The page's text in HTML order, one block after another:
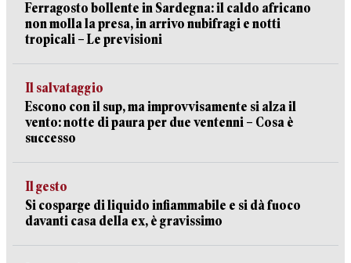
Ferragosto bollente in Sardegna: il caldo africano
non molla la presa, in arrivo nubifragi e notti
tropicali – Le previsioni
Il salvataggio
Escono con il sup, ma improvvisamente si alza il
vento: notte di paura per due ventenni – Cosa è
successo
Il gesto
Si cosparge di liquido infiammabile e si dà fuoco
davanti casa della ex, è gravissimo